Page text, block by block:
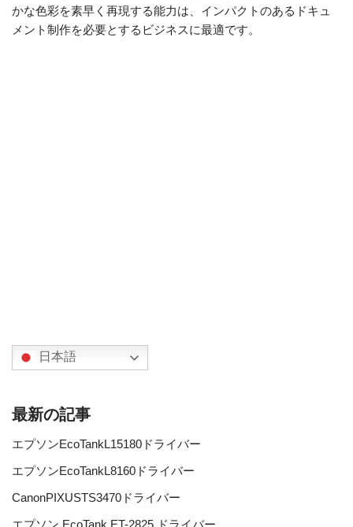
かな色彩を素早く再現する能力は、インパクトのあるドキュ
メント制作を必要とするビジネスに最適です。
日本語
最新の記事
エプソンEcoTankL15180ドライバー
エプソンEcoTankL8160ドライバー
CanonPIXUSTS3470ドライバー